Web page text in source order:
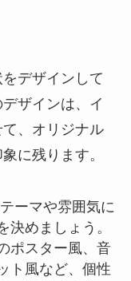
デザインして
ザインは、イ
、オリジナル
に残ります。
ーマや雰囲気に
決めましょう。
ポスター風、音
ト風など、個性